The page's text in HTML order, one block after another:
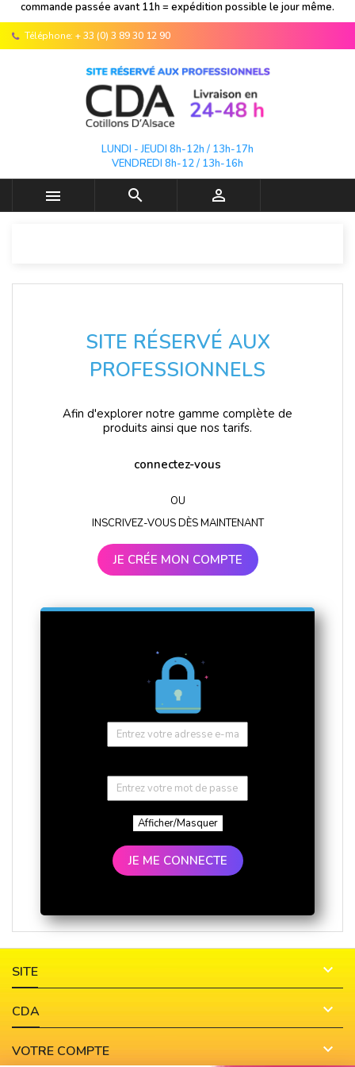
commande passée avant 11h = expédition possible le jour même.
Téléphone: + 33 (0) 3 89 30 12 90
LUNDI - JEUDI 8h-12h / 13h-17h
VENDREDI 8h-12 / 13h-16h
  
SITE RÉSERVÉ AUX
PROFESSIONNELS
Afin d'explorer notre gamme complète de
produits ainsi que nos tarifs.
connectez-vous
OU
INSCRIVEZ-VOUS DÈS MAINTENANT
JE CRÉE MON COMPTE
Afficher/Masquer
JE ME CONNECTE
SITE 
CDA 
VOTRE COMPTE 